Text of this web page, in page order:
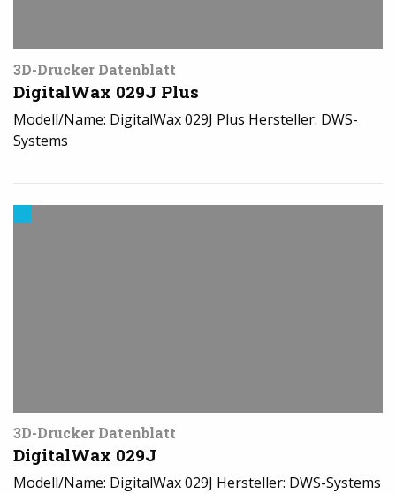
3D-Drucker Datenblatt
DigitalWax 029J Plus
Modell/Name: DigitalWax 029J Plus Hersteller: DWS-
Systems
3D-Drucker Datenblatt
DigitalWax 029J
Modell/Name: DigitalWax 029J Hersteller: DWS-Systems